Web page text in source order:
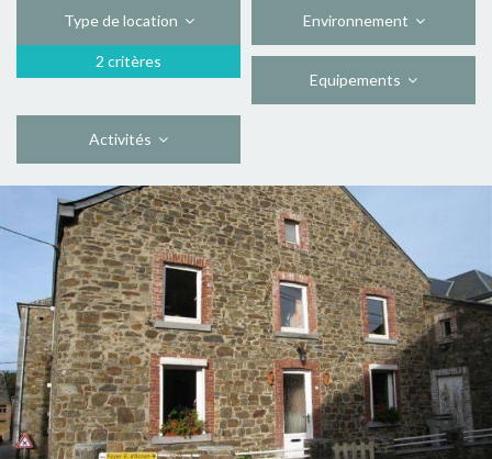
Type de location
2 critères
Environnement
Equipements
Activités